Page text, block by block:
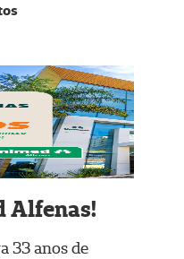
Alfenas!
33 anos de